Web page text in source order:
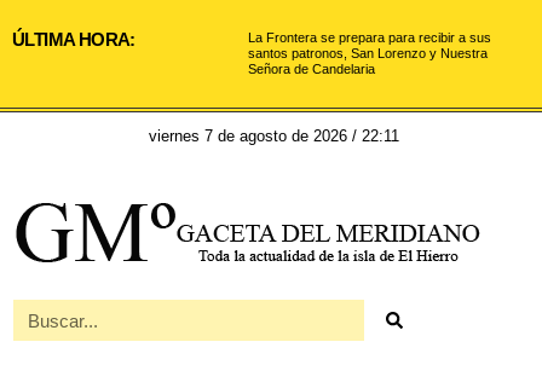
ÚLTIMA HORA:
La Frontera se prepara para recibir a sus
santos patronos, San Lorenzo y Nuestra
Señora de Candelaria
viernes 7 de agosto de 2026 / 22:11